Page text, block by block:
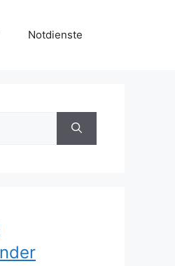
Notdienste